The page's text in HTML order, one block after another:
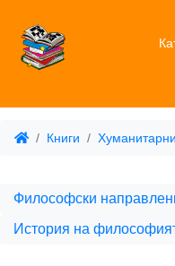
Книги
Философски
История на